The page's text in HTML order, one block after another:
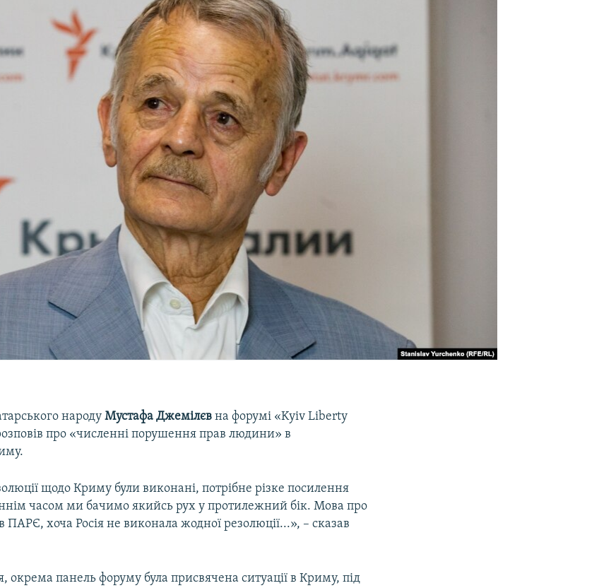
народуМустафа Джемілєв на форумі «Kyiv Liberty
про «численні порушення прав людини» в
щодо Криму були виконані, потрібне різке посилення
часом ми бачимо якийсь рух у протилежний бік. Мова про
ПАРЄ, хоча Росія не виконала жодної резолюції...», – сказав
окрема панель форуму була присвячена ситуації в Криму, під